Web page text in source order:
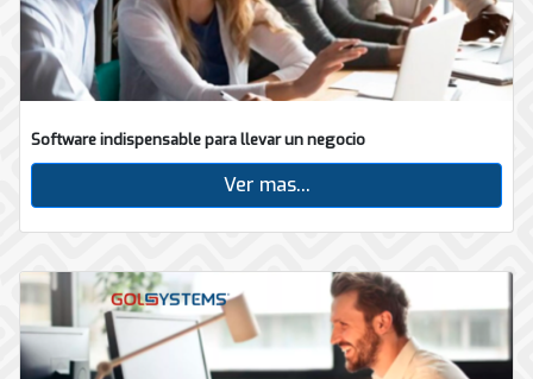
Software indispensable para llevar un negocio
Ver mas...